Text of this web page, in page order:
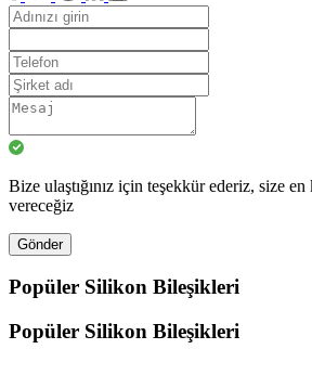
Bize ulaştığınız için teşekkür ederiz, size en
vereceğiz
Gönder
Popüler Silikon Bileşikleri
Popüler Silikon Bileşikleri